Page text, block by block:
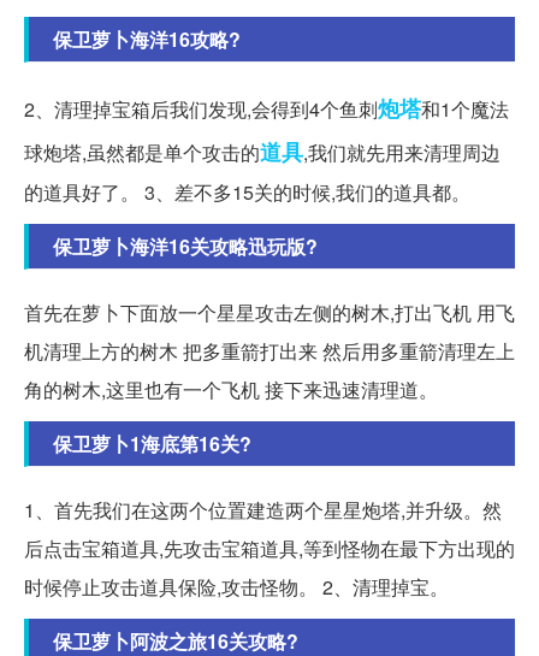
保卫萝卜海洋16攻略?
2、清理掉宝箱后我们发现,会得到4个鱼刺炮塔和1个魔法
球炮塔,虽然都是单个攻击的道具,我们就先用来清理周边
的道具好了。 3、差不多15关的时候,我们的道具都。
保卫萝卜海洋16关攻略迅玩版?
首先在萝卜下面放一个星星攻击左侧的树木,打出飞机 用飞
机清理上方的树木 把多重箭打出来 然后用多重箭清理左上
角的树木,这里也有一个飞机 接下来迅速清理道。
保卫萝卜1海底第16关?
1、首先我们在这两个位置建造两个星星炮塔,并升级。然
后点击宝箱道具,先攻击宝箱道具,等到怪物在最下方出现的
时候停止攻击道具保险,攻击怪物。 2、清理掉宝。
保卫萝卜阿波之旅16关攻略?